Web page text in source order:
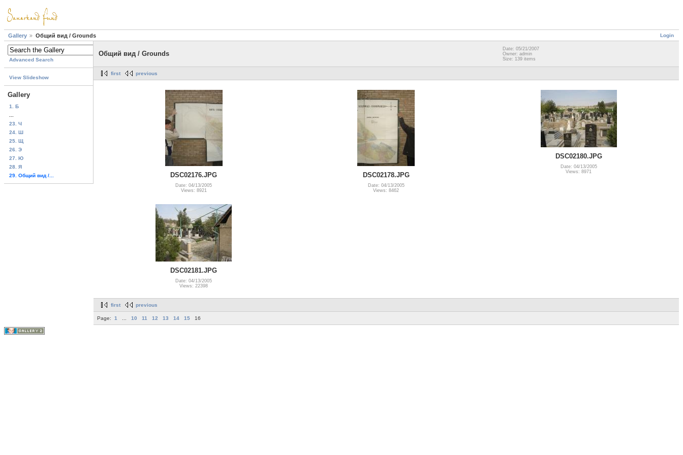
Login
Gallery Общий вид / Grounds
Advanced Search
View Slideshow
Gallery
1. Б
23. Ч
24. Ш
25. Щ
26. Э
27. Ю
28. Я
29. Общий вид /...
Общий вид / Grounds
Date: 05/21/2007
Owner: admin
Size: 139 items
first previous
DSC02176.JPG
Date: 04/13/2005
Views: 8921
DSC02178.JPG
Date: 04/13/2005
Views: 8462
DSC02180.JPG
Date: 04/13/2005
Views: 8971
DSC02181.JPG
Date: 04/13/2005
Views: 22398
first previous
Page: 1 10 11 12 13 14 15 16